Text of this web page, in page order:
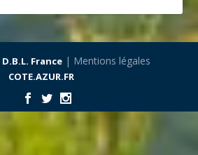
D.B.L. France| Mentions légales
COTE.AZUR.FR